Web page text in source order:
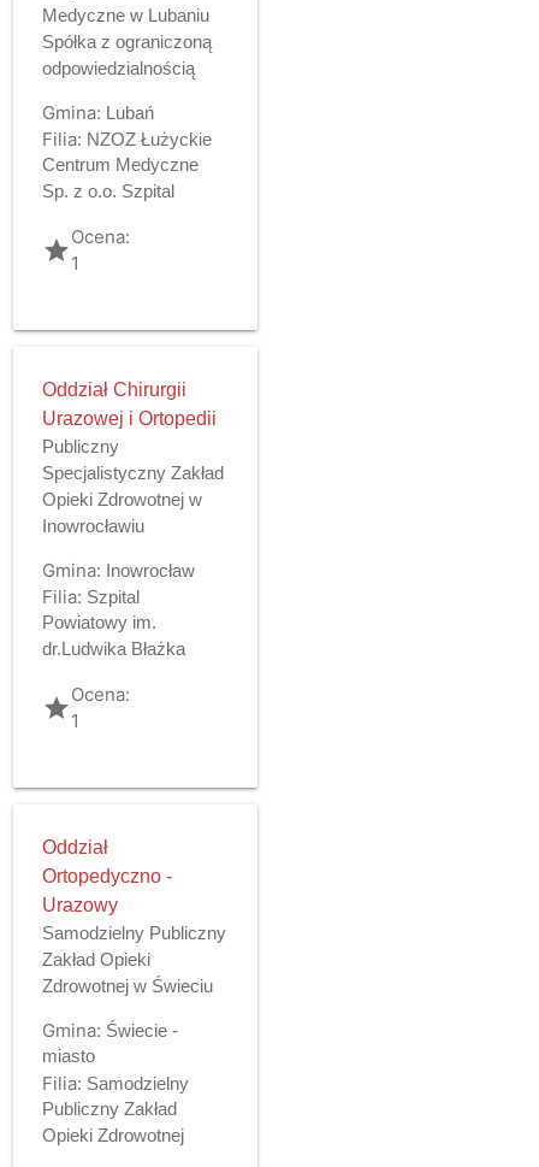
Medyczne w Lubaniu
Spółka z ograniczoną
odpowiedzialnością
Gmina: Lubań
Filia: NZOZ Łużyckie
Centrum Medyczne
Sp. z o.o. Szpital
gradeOcena:
1
Oddział Chirurgii
Urazowej i Ortopedii
Publiczny
Specjalistyczny Zakład
Opieki Zdrowotnej w
Inowrocławiu
Gmina: Inowrocław
Filia: Szpital
Powiatowy im.
dr.Ludwika Błażka
gradeOcena:
1
Oddział
Ortopedyczno -
Urazowy
Samodzielny Publiczny
Zakład Opieki
Zdrowotnej w Świeciu
Gmina: Świecie -
miasto
Filia: Samodzielny
Publiczny Zakład
Opieki Zdrowotnej